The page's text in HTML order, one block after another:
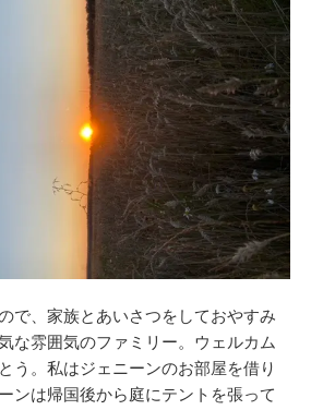
で、家族とあいさつをしておやすみ
な雰囲気のファミリー。ウェルカム
う。私はジェニーンのお部屋を借り
ンは帰国後から庭にテントを張って